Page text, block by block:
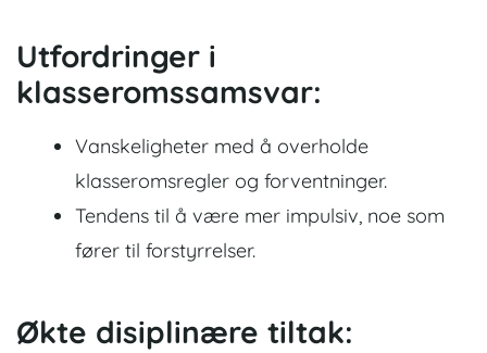
Utfordringer i
klasseromssamsvar:
Vanskeligheter med å overholde
klasseromsregler og forventninger.
Tendens til å være mer impulsiv, noe som
fører til forstyrrelser.
Økte disiplinære tiltak: